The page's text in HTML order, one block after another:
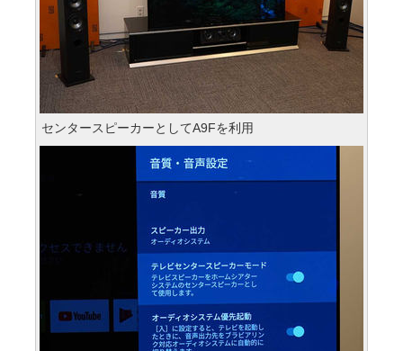
センタースピーカーとしてA9Fを利用